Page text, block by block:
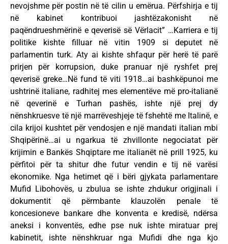
nevojshme për postin në të cilin u emërua. Përfshirja e tij
në kabinet kontribuoi jashtëzakonisht në
paqëndrueshmërinë e qeverisë së Vërlacit” …Karriera e tij
politike kishte filluar në vitin 1909 si deputet në
parlamentin turk. Aty ai kishte shfaqur për herë të parë
prirjen për korrupsion, duke pranuar një ryshfet prej
qeverisë greke…Në fund të viti 1918…ai bashkëpunoi me
ushtrinë italiane, radhitej mes elementëve më pro-italianë
në qeverinë e Turhan pashës, ishte një prej dy
nënshkruesve të një marrëveshjeje të fshehtë me Italinë, e
cila krijoi kushtet për vendosjen e një mandati italian mbi
Shqipërinë…ai u ngarkua të zhvillonte negociatat për
krijimin e Bankës Shqiptare me italianët në prill 1925, ku
përfitoi për ta shitur dhe futur vendin e tij në varësi
ekonomike. Nga hetimet që i bëri gjykata parlamentare
Mufid Libohovës, u zbulua se ishte zhdukur origjinali i
dokumentit që përmbante klauzolën penale të
koncesioneve bankare dhe konventa e kredisë, ndërsa
aneksi i konventës, edhe pse nuk ishte miratuar prej
kabinetit, ishte nënshkruar nga Mufidi dhe nga kjo